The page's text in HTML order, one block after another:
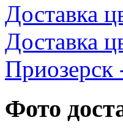
Доставка
Доставка
Приозерск
Фото